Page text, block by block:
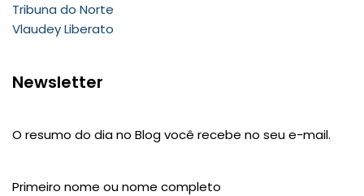
Tribuna do Norte
Vlaudey Liberato
Newsletter
O resumo do dia no Blog você recebe no seu e-mail.
Primeiro nome ou nome completo